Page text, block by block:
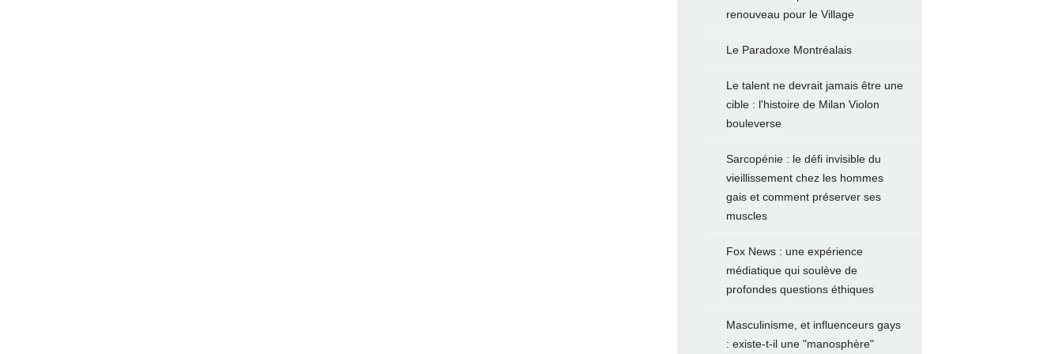
renouveau pour le Village
Le Paradoxe Montréalais
Le talent ne devrait jamais être une
cible : l'histoire de Milan Violon
bouleverse
Sarcopénie : le défi invisible du
vieillissement chez les hommes
gais et comment préserver ses
muscles
Fox News : une expérience
médiatique qui soulève de
profondes questions éthiques
Masculinisme, et influenceurs gays
: existe-t-il une "manosphère"